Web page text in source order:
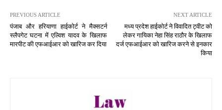
PREVIOUS ARTICLE
पंजाब और हरियाणा हाईकोर्ट ने मैक्सटर्न
स्लैपगेट घटना में एल्विश यादव के खिलाफ
मारपीट की एफआईआर को खारिज कर दिया
NEXT ARTICLE
मध्य प्रदेश हाईकोर्ट ने विवादित ट्वीट को
लेकर गायिका नेहा सिंह राठौर के खिलाफ
दर्ज एफआईआर को खारिज करने से इनकार
किया